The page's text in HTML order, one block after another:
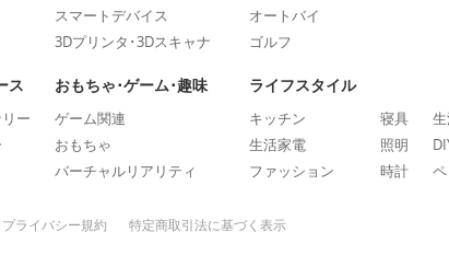
スマートデバイス
3Dプリンタ･3Dスキャナ
オートバイ
ゴルフ
ス
ー
おもちゃ･ゲーム･趣味
ゲーム関連
おもちゃ
バーチャルリアリティ
ライフスタイル
キッチン
生活家電
ファッション
寝具
照明
時計
プライバシー規約 特定商取引法に基づく表示